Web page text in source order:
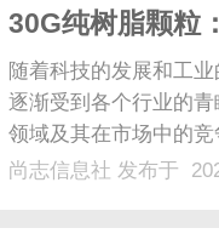
30G纯树脂颗粒
随着科技的发展和工
逐渐受到各个行业的
领域及其在市场中的
粒是一种由高纯度树
尚志信息社 发布于